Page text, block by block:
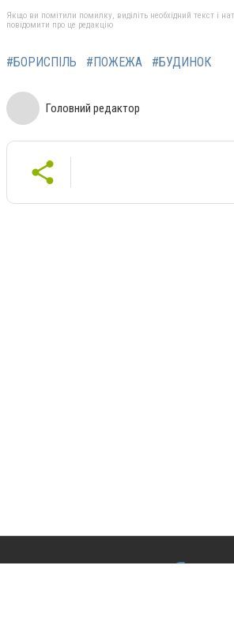
Якщо ви помітили помилку, виділіть необхідний текст і
повідомити про це редакцію
#БОРИСПІЛЬ #ПОЖЕЖА #БУДИНОК
Головний редактор